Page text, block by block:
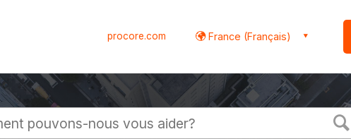
procore.com France (Français)